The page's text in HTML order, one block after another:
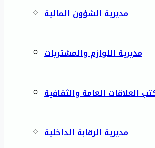
مديرية الشؤون المالية
مديرية اللوازم والمشتريات
العلاقات العامة والثقافية
مديرية الرقابة الداخلية